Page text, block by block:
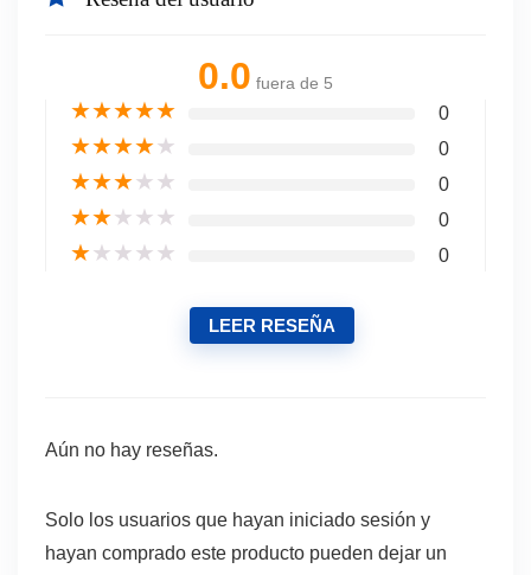
0.0 fuera de 5
★★★★★ 0
★★★★★ 0
★★★★★ 0
★★★★★ 0
★★★★★ 0
LEER RESEÑA
Aún no hay reseñas.
Solo los usuarios que hayan iniciado sesión y
hayan comprado este producto pueden dejar un